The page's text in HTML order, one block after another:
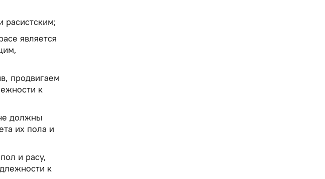
расистским;
является
продвигаем
к
должны
их пола и
и расу,
к